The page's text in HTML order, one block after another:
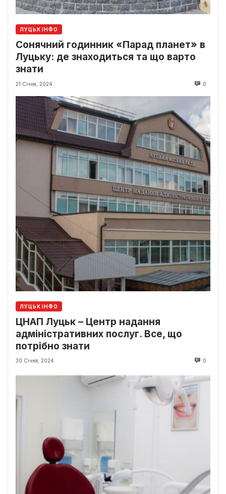
ЛУЦЬК ІНФО
Сонячний годинник «Парад планет» в
Луцьку: де знаходиться та що варто
знати
21 Січня, 2024 0
ЛУЦЬК ІНФО
ЦНАП Луцьк – Центр надання
адміністративних послуг. Все, що
потрібно знати
30 Січня, 2024 0